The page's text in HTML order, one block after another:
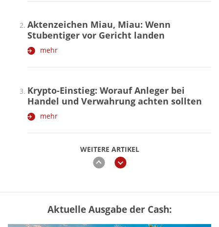
WEITERE ARTIKEL
zurückweiter
Aktenzeichen Miau, Miau: Wenn
Stubentiger vor Gericht landen
mehr
Krypto-Einstieg: Worauf Anleger bei
Handel und Verwahrung achten sollten
mehr
Vermieter-Zutritt: Wann Mieter
die Wohnung öffnen müssen
Aktuelle Ausgabe der Cash: